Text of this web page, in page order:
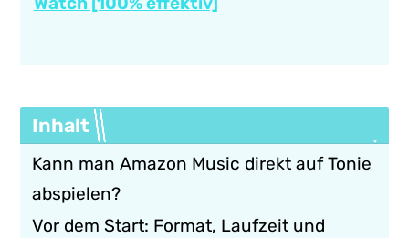
Inhalt
Kann man Amazon Music direkt auf Tonie
abspielen?
Vor dem Start: Format, Laufzeit und